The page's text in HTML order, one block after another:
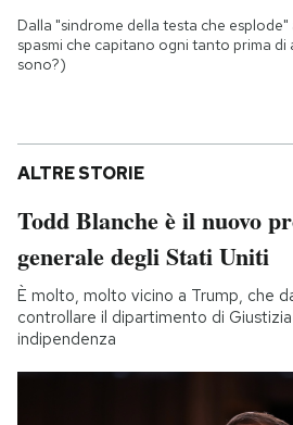
Dalla "sindrome della testa che
spasmi che capitano ogni tanto prima
sono?)
ALTRE STORIE
Todd Blanche è il nuovo
generale degli Stati Uniti
È molto, molto vicino a Trump, che
controllare il dipartimento di
indipendenza